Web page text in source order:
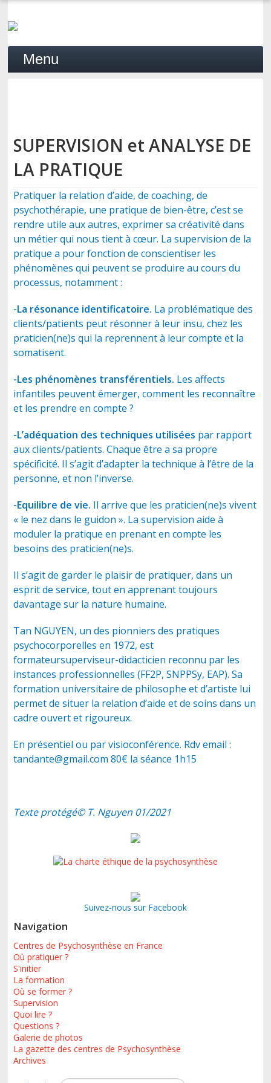
Menu
LA PSYCHOSYNTHÈSE
PRATIQUE
PROFESSIONNELS
CONTACT
SUPERVISION et ANALYSE DE
LA PRATIQUE
Pratiquer la relation d’aide, de coaching, de
psychothérapie, une pratique de bien-être, c’est se
rendre utile aux autres, exprimer sa créativité dans
un métier qui nous tient à cœur. La supervision de la
pratique a pour fonction de conscientiser les
phénomènes qui peuvent se produire au cours du
processus, notamment :
-La résonance identificatoire. La problématique des
clients/patients peut résonner à leur insu, chez les
praticien(ne)s qui la reprennent à leur compte et la
somatisent.
-Les phénomènes transférentiels. Les affects
infantiles peuvent émerger, comment les reconnaître
et les prendre en compte ?
-L’adéquation des techniques utilisées par rapport
aux clients/patients. Chaque être a sa propre
spécificité. Il s’agit d’adapter la technique à l’être de la
personne, et non l’inverse.
-Equilibre de vie. Il arrive que les praticien(ne)s vivent
« le nez dans le guidon ». La supervision aide à
moduler la pratique en prenant en compte les
besoins des praticien(ne)s.
Il s’agit de garder le plaisir de pratiquer, dans un
esprit de service, tout en apprenant toujours
davantage sur la nature humaine.
Tan NGUYEN, un des pionniers des pratiques
psychocorporelles en 1972, est
formateursuperviseur-didacticien reconnu par les
instances professionnelles (FF2P, SNPPSy, EAP). Sa
formation universitaire de philosophe et d’artiste lui
permet de situer la relation d’aide et de soins dans un
cadre ouvert et rigoureux.
En présentiel ou par visioconférence. Rdv email :
tandante@gmail.com 80€ la séance 1h15
Texte protégé© T. Nguyen 01/2021
Suivez-nous sur Facebook
Navigation
Centres de Psychosynthèse en France
Où pratiquer ?
S'initier
La formation
Où se former ?
Supervision
Quoi lire ?
Questions ?
Galerie de photos
La gazette des centres de Psychosynthèse
Archives